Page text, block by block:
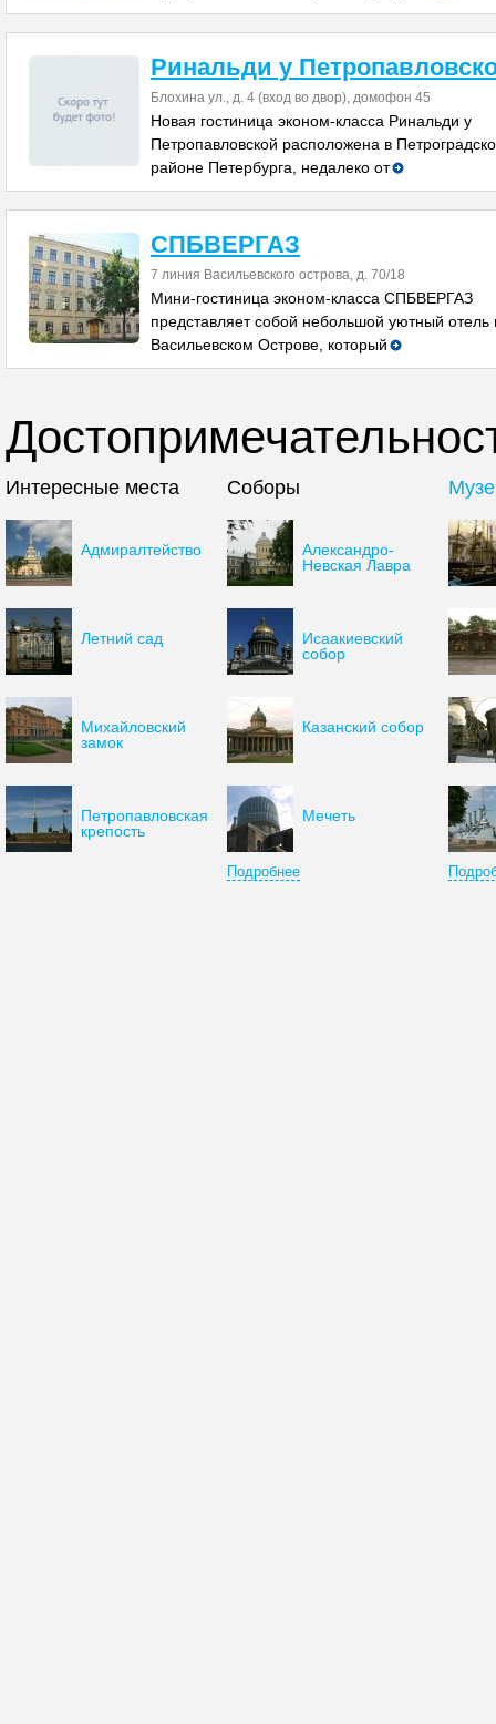
Ринальди у
Блохина ул., д. 4 (вход во двор), домофон 45
Новая гостиница эконом-класса Ринальди у
Петропавловской расположена в
районе Петербурга, недалеко от
СПБВЕРГАЗ
7 линия Васильевского острова, д. 70/18
Мини-гостиница эконом-класса СПБВЕРГАЗ
представляет собой небольшой уютный отель
Васильевском Острове, который
Интересные места
Адмиралтейство
Летний сад
Михайловский
замок
Петропавловская
крепость
Соборы
Александро-
Невская Лавра
Исаакиевский
собор
Казанский собор
Мечеть
Подробнее